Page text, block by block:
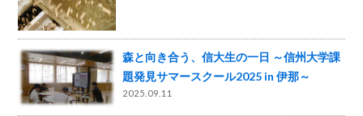
森と向き合う、信大生の一日 ～信州大学課
題発見サマースクール2025 in 伊那～
2025.09.11